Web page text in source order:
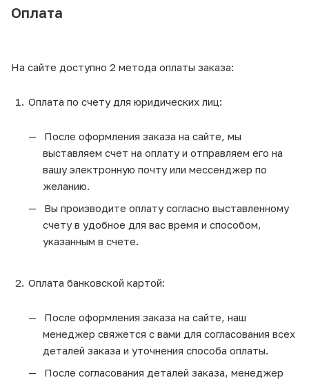
Оплата
На сайте доступно 2 метода оплаты заказа:
Оплата по счету для юридических лиц:
После оформления заказа на сайте, мы
выставляем счет на оплату и отправляем его на
вашу электронную почту или мессенджер по
желанию.
Вы производите оплату согласно выставленному
счету в удобное для вас время и способом,
указанным в счете.
Оплата банковской картой:
После оформления заказа на сайте, наш
менеджер свяжется с вами для согласования всех
деталей заказа и уточнения способа оплаты.
После согласования деталей заказа, менеджер